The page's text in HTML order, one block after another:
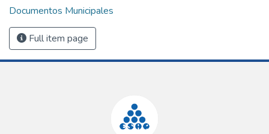
Documentos Municipales
Full item page